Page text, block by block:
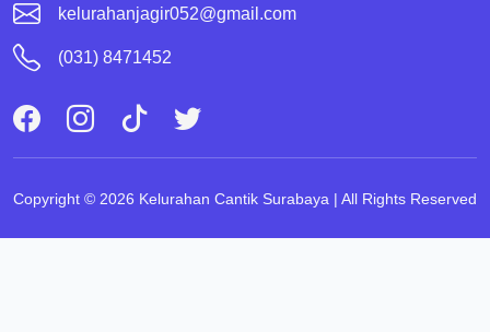
kelurahanjagir052@gmail.com
(031) 8471452
Copyright © 2026 Kelurahan Cantik Surabaya | All Rights Reserved